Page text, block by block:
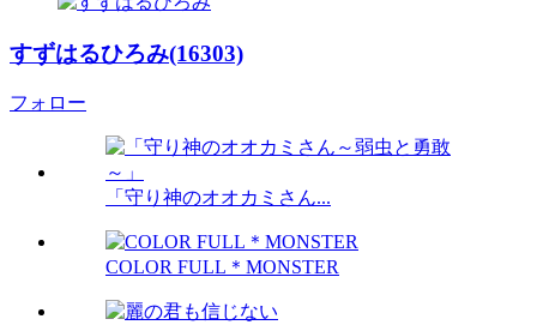
すずはるひろみ(16303)
フォロー
「守り神のオオカミさん...
COLOR FULL＊MONSTER